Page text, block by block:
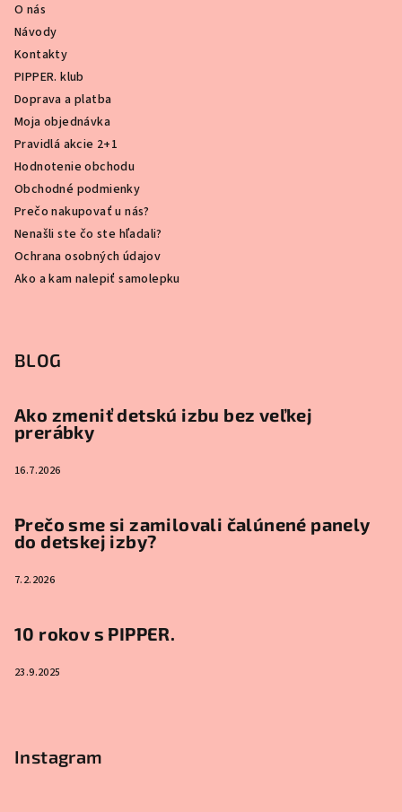
O nás
Návody
Kontakty
PIPPER. klub
Doprava a platba
Moja objednávka
Pravidlá akcie 2+1
Hodnotenie obchodu
Obchodné podmienky
Prečo nakupovať u nás?
Nenašli ste čo ste hľadali?
Ochrana osobných údajov
Ako a kam nalepiť samolepku
BLOG
Ako zmeniť detskú izbu bez veľkej
prerábky
16.7.2026
Prečo sme si zamilovali čalúnené panely
do detskej izby?
7.2.2026
10 rokov s PIPPER.
23.9.2025
Instagram